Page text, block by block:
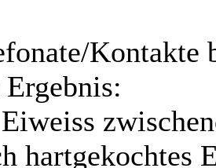
Kontakte
hartgekochtes